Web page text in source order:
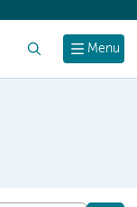
Menu